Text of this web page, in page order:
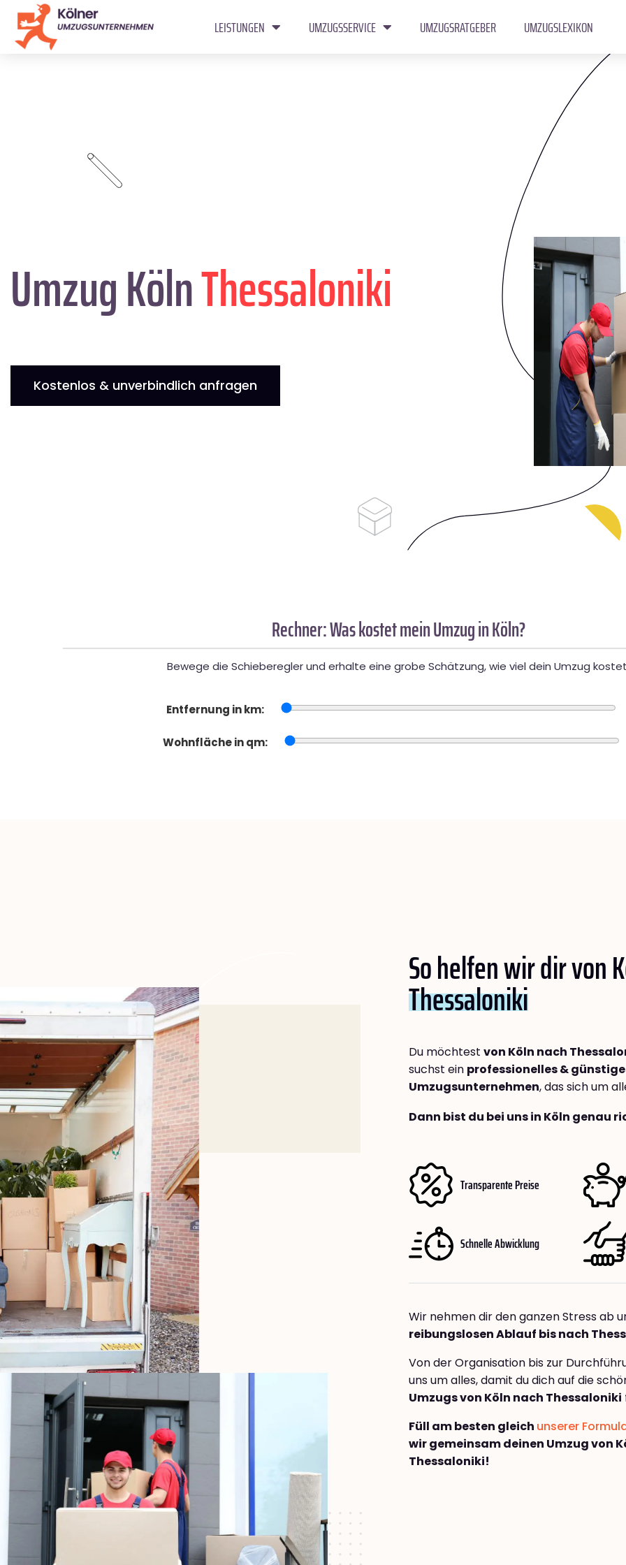
LEISTUNGEN UMZUGSSERVICE UMZUGSRATGEBER UMZUGSLEXIKON
Umzug KölnThessaloniki
Kostenlos & unverbindlich anfragen
Rechner: Was kostet mein Umzug in Köln?
Bewege die Schieberegler und erhalte eine grobe Schätzung, wie viel dein Umzug
Entfernung in km:
Wohnfläche in qm:
So helfen wir dir von
Thessaloniki
Du möchtest von Köln nach
suchst ein professionelles &
Umzugsunternehmen, das sich um
Dann bist du bei uns in Köln genau
Transparente Preise
Schnelle Abwicklung
Wir nehmen dir den ganzen Stress ab
reibungslosen Ablauf bis nach
Von der Organisation bis zur
uns um alles, damit du dich auf die
Umzugs von Köln nach Thessaloniki
Füll am besten gleich unserer
wir gemeinsam deinen Umzug von
Thessaloniki!